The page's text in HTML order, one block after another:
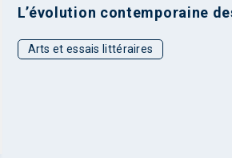
L’évolution contemporaine
Arts et essais littéraires